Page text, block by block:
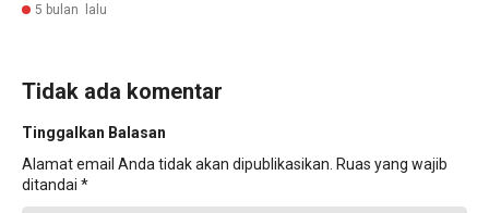
5 bulan lalu
Tidak ada komentar
Tinggalkan Balasan
Alamat email Anda tidak akan dipublikasikan. Ruas yang wajib
ditandai *